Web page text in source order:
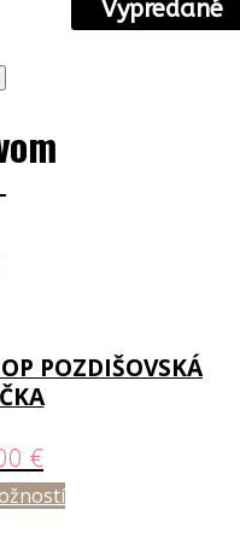
POZDIŠOVSKÁ
€
Vypredané